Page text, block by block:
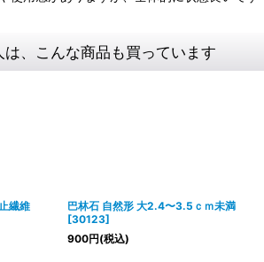
、こんな商品も買っています
繊維
巴林石 自然形 大2.4〜3.5ｃｍ未満
[30123]
900円(税込)